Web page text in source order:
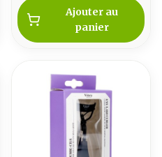
Ajouter au
panier